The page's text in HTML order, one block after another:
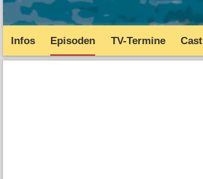
Infos Episoden TV-Termine Cast